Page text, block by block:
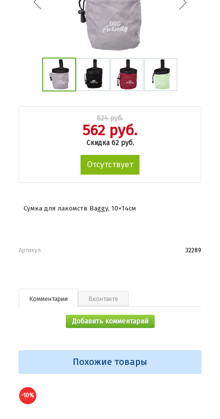
624 руб.
562 руб.
Скидка 62 руб.
Отсутствует
Сумка для лакомств Baggy, 10×14см
Артикул 32289
Комментарии Вконтакте
Добавить комментарий
Похожие товары
-10%